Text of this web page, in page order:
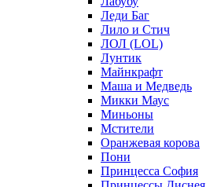
Леди Баг
Лило и Стич
ЛОЛ (LOL)
Лунтик
Майнкрафт
Маша и Медведь
Микки Маус
Миньоны
Мстители
Оранжевая корова
Пони
Принцесса София